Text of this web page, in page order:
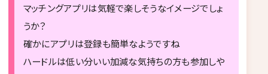
マッチングアプリは気軽で楽しそうなイメージでしょ
うか？
確かにアプリは登録も簡単なようですね
ハードルは低い分いい加減な気持ちの方も参加しや